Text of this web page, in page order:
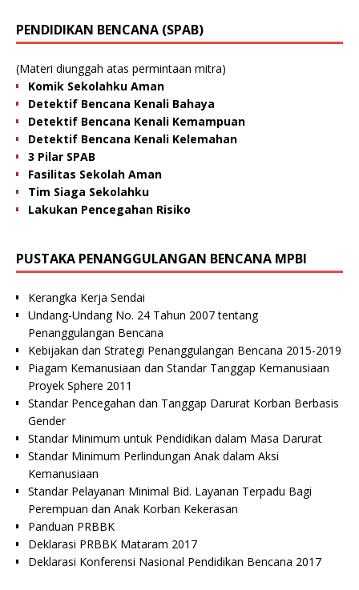
PENDIDIKAN BENCANA (SPAB)
(Materi diunggah atas permintaan mitra)
Komik Sekolahku Aman
Detektif Bencana Kenali Bahaya
Detektif Bencana Kenali Kemampuan
Detektif Bencana Kenali Kelemahan
3 Pilar SPAB
Fasilitas Sekolah Aman
Tim Siaga Sekolahku
Lakukan Pencegahan Risiko
PUSTAKA PENANGGULANGAN BENCANA MPBI
Kerangka Kerja Sendai
Undang-Undang No. 24 Tahun 2007 tentang
Penanggulangan Bencana
Kebijakan dan Strategi Penanggulangan Bencana 2015-2019
Piagam Kemanusiaan dan Standar Tanggap Kemanusiaan
Proyek Sphere 2011
Standar Pencegahan dan Tanggap Darurat Korban Berbasis
Gender
Standar Minimum untuk Pendidikan dalam Masa Darurat
Standar Minimum Perlindungan Anak dalam Aksi
Kemanusiaan
Standar Pelayanan Minimal Bid. Layanan Terpadu Bagi
Perempuan dan Anak Korban Kekerasan
Panduan PRBBK
Deklarasi PRBBK Mataram 2017
Deklarasi Konferensi Nasional Pendidikan Bencana 2017